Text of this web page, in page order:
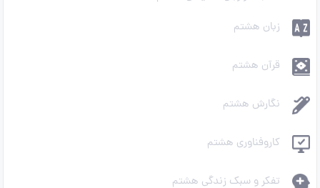
زبان هشتم
قرآن هشتم
نگارش هشتم
کاروفناوری هشتم
تفکر و سبک زندگی هشتم